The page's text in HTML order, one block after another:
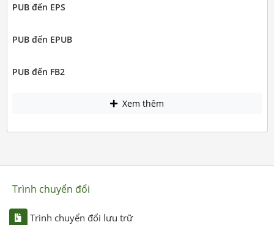
PUB đến EPS
PUB đến EPUB
PUB đến FB2
Xem thêm
Trình chuyển đổi
Trình chuyển đổi lưu trữ